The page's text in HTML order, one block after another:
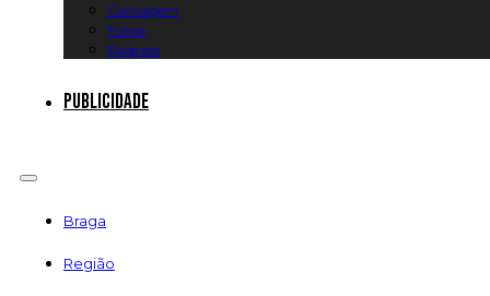
Canoagem
Futsal
Diversos
Publicidade
Braga
Região